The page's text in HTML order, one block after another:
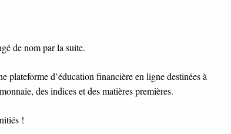
de nom par la suite.
d’éducation financière en ligne destinées à
des indices et des matières premières.
!